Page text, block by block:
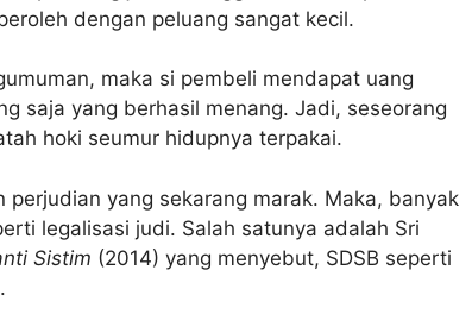
dengan peluang sangat kecil.
maka si pembeli mendapat uang
saja yang berhasil menang. Jadi, seseorang
hoki seumur hidupnya terpakai.
yang sekarang marak. Maka, banyak
legalisasi judi. Salah satunya adalah Sri
Sistim (2014) yang menyebut, SDSB seperti